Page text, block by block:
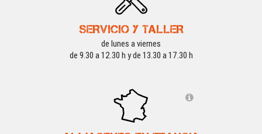
SERVICIO Y TALLER
de lunes a viernes
de 9.30 a 12.30 h y de 13.30 a 17.30 h